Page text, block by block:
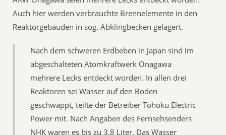
Auch hier werden verbrauchte Brennelemente in den
Reaktorgebäuden in sog. Abklingbecken gelagert.
Nach dem schweren Erdbeben in Japan sind im
abgeschalteten Atomkraftwerk Onagawa
mehrere Lecks entdeckt worden. In allen drei
Reaktoren sei Wasser auf den Boden
geschwappt, teilte der Betreiber Tohoku Electric
Power mit. Nach Angaben des Fernsehsenders
NHK waren es bis zu 3,8 Liter. Das Wasser